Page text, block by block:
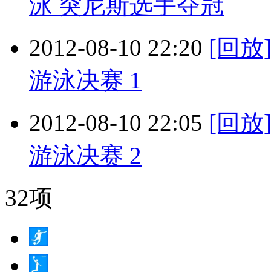
2012-08-10 22:20 [回放
游泳决赛 1
2012-08-10 22:05 [回放
游泳决赛 2
32项